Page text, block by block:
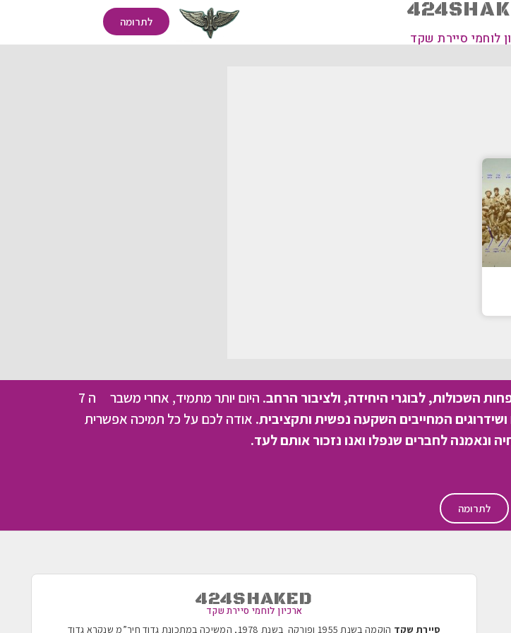
לוחמי סיירת שקד
לתרומה
השכולות, לבוגרי היחידה, ולציבור הרחב.
היום יותר מתמיד, אחרי משבר ה 7
המחייבים השקעה נפשית ותקציבית. אודה לכם על כל תמיכה אפשרית
ונאמנה לחברים שנפלו ואנו נזכור אותם לעד.
לתרומה
424SHAKED
ארכיון לוחמי סיירת שקד
סיירת שקד הוקמה בשנת 1955 ופורקה בשנת 1978, המשיכה במתכונת גדוד חיר”מ שנקרא גדוד